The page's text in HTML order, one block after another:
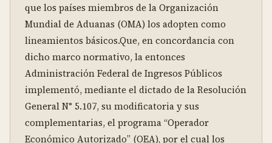
que los países miembros de la Organización
Mundial de Aduanas (OMA) los adopten como
lineamientos básicos.Que, en concordancia con
dicho marco normativo, la entonces
Administración Federal de Ingresos Públicos
implementó, mediante el dictado de la Resolución
General N° 5.107, su modificatoria y sus
complementarias, el programa “Operador
Económico Autorizado” (OEA), por el cual los